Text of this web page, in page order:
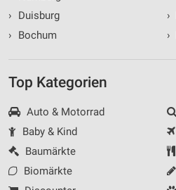
›
Duisburg
›
Bochum
›
›
Top Kategorien
Auto & Motorrad
Baby & Kind
Baumärkte
Biomärkte